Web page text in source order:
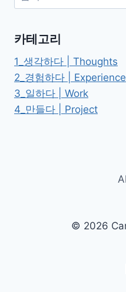
동
서
GOLD–
SILVER–
BRONZE
라
벨
색:
카테고리
1_생각하다 | Thoughts
2_경험하다 | Experience
3_일하다 | Work
4_만들다 | Project
© 2026